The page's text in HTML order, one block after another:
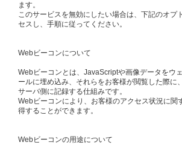
ます。
このサービスを無効にしたい場合は、下記のオプ
セスし、手順に従ってください。
Webビーコンについて
Webビーコンとは、JavaScriptや画像データをウ
ールに埋め込み、それらをお客様が閲覧した際に
サーバ側に記録する仕組みです。
Webビーコンにより、お客様のアクセス状況に関
得することができます。
Webビーコンの用途について